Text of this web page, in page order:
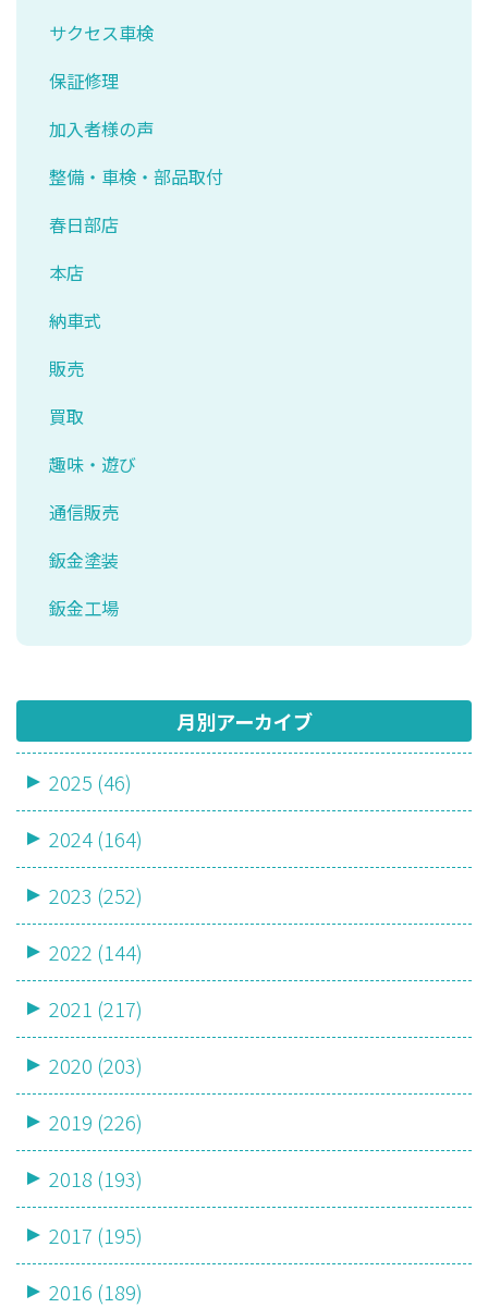
サクセス車検
保証修理
加入者様の声
整備・車検・部品取付
春日部店
本店
納車式
販売
買取
趣味・遊び
通信販売
鈑金塗装
鈑金工場
月別アーカイブ
2025 (46)
2024 (164)
2023 (252)
2022 (144)
2021 (217)
2020 (203)
2019 (226)
2018 (193)
2017 (195)
2016 (189)